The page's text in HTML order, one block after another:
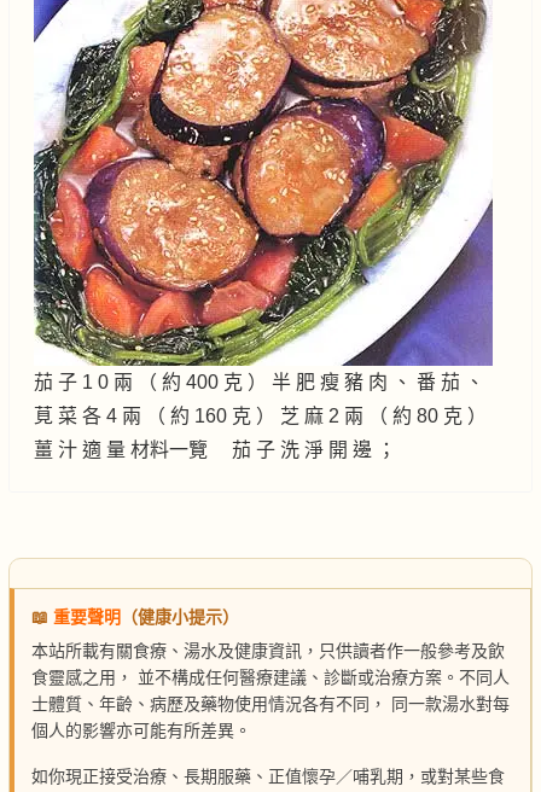
茄 子 1 0 兩 （ 約 400 克 ） 半 肥 瘦 豬 肉 、 番 茄 、
莧 菜 各 4 兩 （ 約 160 克 ） 芝 麻 2 兩 （ 約 80 克 ）
薑 汁 適 量 材料一覽 茄 子 洗 淨 開 邊 ；
📖 重要聲明
（健康小提示）
本站所載有關食療、湯水及健康資訊，只供讀者作一般參考及飲
食靈感之用， 並不構成任何醫療建議、診斷或治療方案。不同人
士體質、年齡、病歷及藥物使用情況各有不同， 同一款湯水對每
個人的影響亦可能有所差異。
如你現正接受治療、長期服藥、正值懷孕／哺乳期，或對某些食